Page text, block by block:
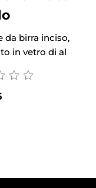
da birra inciso,
in vetro di al